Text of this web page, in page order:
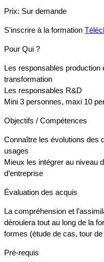
Prix: Sur demande
S'inscrire à la formation
Pour Qui ?
Les responsables production
transformation
Les responsables R&D
Mini 3 personnes, maxi 10
Objectifs / Compétences
Connaître les évolutions des
usages
Mieux les intégrer au niveau
d’entreprise
Évaluation des acquis
La compréhension et
déroulera tout au long de la
formes (étude de cas, tour
Pré-requis